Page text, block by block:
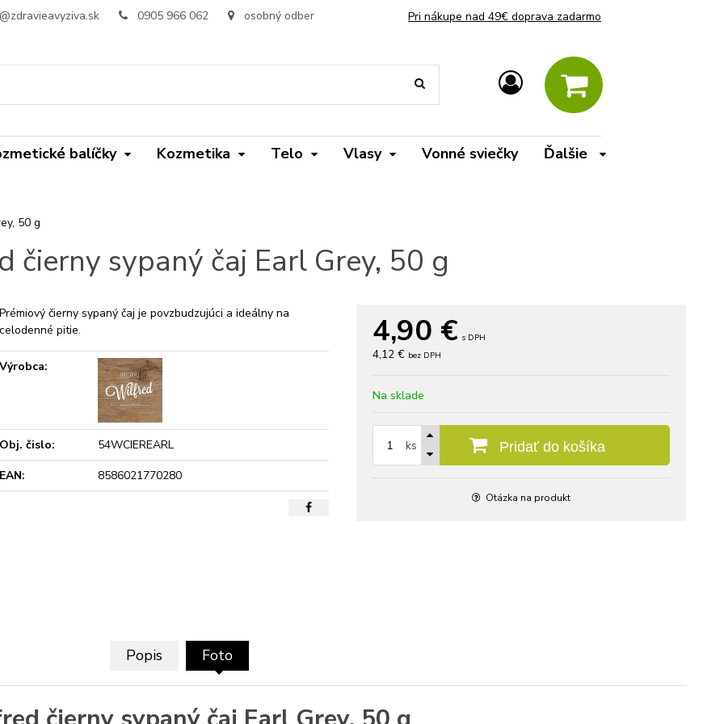
0905 966 062 osobný odber Pri nákupe nad 49€ doprava zadarmo
balíčky Kozmetika Telo Vlasy Vonné sviečky Ďalšie
50 g
čierny sypaný čaj Earl Grey, 50 g
4,90 € s DPH
4,12 € bez DPH
Na sklade
ks Pridať do košíka
Otázka na produkt
Prémiový čierny sypaný čaj je povzbudzujúci a ideálny na
celodenné pitie.
Výrobca:
Obj. čislo:
54WCIEREARL
EAN:
8586021770280
Popis Foto